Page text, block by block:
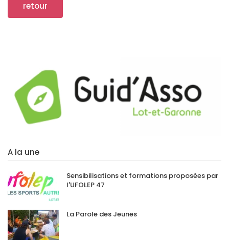
retour
A la une
Sensibilisations et formations proposées par
l'UFOLEP 47
La Parole des Jeunes